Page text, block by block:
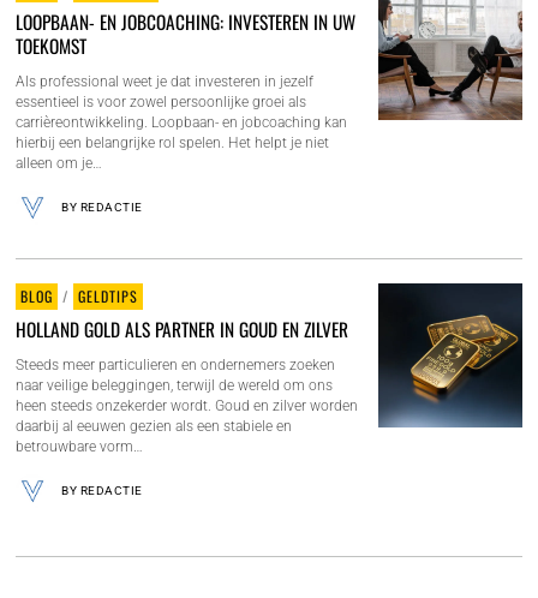
LOOPBAAN- EN JOBCOACHING: INVESTEREN IN UW
TOEKOMST
Als professional weet je dat investeren in jezelf
essentieel is voor zowel persoonlijke groei als
carrièreontwikkeling. Loopbaan- en jobcoaching kan
hierbij een belangrijke rol spelen. Het helpt je niet
alleen om je…
BY REDACTIE
BLOG / GELDTIPS
HOLLAND GOLD ALS PARTNER IN GOUD EN ZILVER
Steeds meer particulieren en ondernemers zoeken
naar veilige beleggingen, terwijl de wereld om ons
heen steeds onzekerder wordt. Goud en zilver worden
daarbij al eeuwen gezien als een stabiele en
betrouwbare vorm…
BY REDACTIE